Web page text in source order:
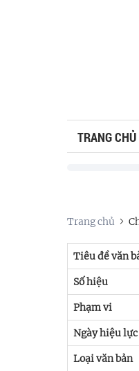
TRANG CHỦ
Trang chủ
Tiêu đề văn
Số hiệu
Phạm vi
Ngày hiệu lực
Loại văn bản